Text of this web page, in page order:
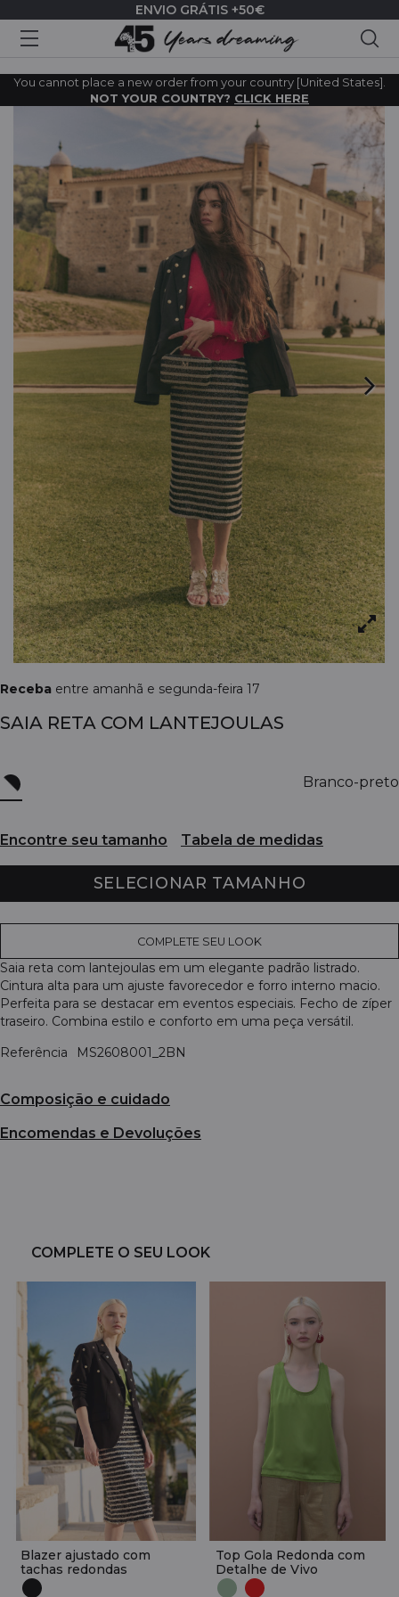
ENVIO GRÁTIS +50€
You cannot place a new order from your country [United States].
NOT YOUR COUNTRY? CLICK HERE
Receba entre amanhã e segunda-feira 17
SAIA RETA COM LANTEJOULAS
Branco-preto
Encontre seu tamanho Tabela de medidas
SELECIONAR TAMANHO
COMPLETE SEU LOOK
Saia reta com lantejoulas em um elegante padrão listrado.
Cintura alta para um ajuste favorecedor e forro interno macio.
Perfeita para se destacar em eventos especiais. Fecho de zíper
traseiro. Combina estilo e conforto em uma peça versátil.
Referência
MS2608001_2BN
Composição e cuidado
Encomendas e Devoluções
COMPLETE O SEU LOOK
Blazer ajustado com
tachas redondas
Top Gola Redonda com
Detalhe de Vivo